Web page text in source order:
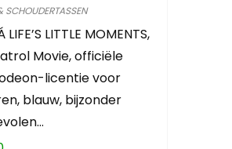
LIFE’S LITTLE MOMENTS,
Movie, officiële
licentie voor
blauw, bijzonder